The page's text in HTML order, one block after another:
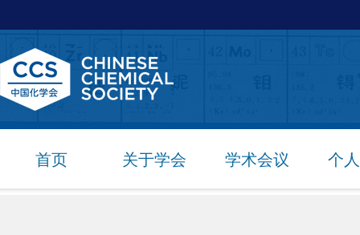
首页 关于学会 学术会议 个